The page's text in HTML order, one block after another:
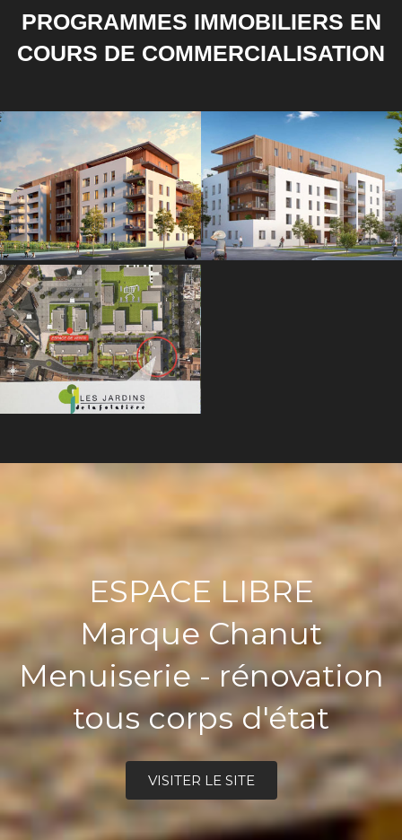
PROGRAMMES IMMOBILIERS EN
COURS DE COMMERCIALISATION
Les jardins de La Folatière au
centre de Bourgoin-Jallieu
Les jardins de La Folatière au
centre de Bourgoin-Jallieu
Les jardins de La Folatière au
centre de Bourgoin-Jallieu
ESPACE LIBRE
Marque Chanut
Menuiserie - rénovation
tous corps d'état
VISITER LE SITE